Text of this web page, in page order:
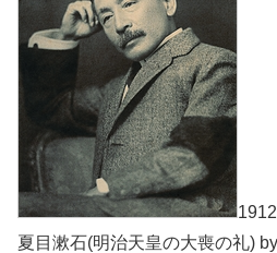
夏目漱石(明治天皇の大喪の礼)